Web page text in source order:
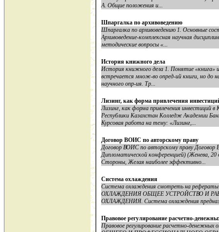
А. Общие положения и...
Шпаргалка по архивоведению
Шпаргалка по архивоведению 1. Основные
Архивоведение-комплексная научная
методические вопросы «...
История книжного дела
История книжного дела 1. Понятие «книга»
встречается множ-во опред-ий книги, но до
научного опр-ия. Тр...
Лизинг, как форма привлечения
Лизинг, как форма привлечения инвестиций
Республики Казахстан Колледж Академии
Курсовая работа на тему: «Лизинг,...
Договор ВОИС по авторскому праву
Договор ВОИС по авторскому праву
Дипломатической конференцией) (Женева,
Стороны, Желая наиболее эффективно...
Система охлаждения
Система охлаждения смотреть на
ОХЛАЖДЕНИЯ ОБЩЕЕ УСТРОЙСТВО И
ОХЛАЖДЕНИЯ. Система охлаждения
Правовое регулирование расчетно-
Правовое регулирование расчетно-